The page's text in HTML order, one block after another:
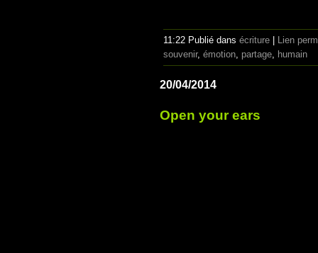
11:22 Publié dans écriture
Lien
souvenir, émotion, partage, humain
20/04/2014
Open your ears